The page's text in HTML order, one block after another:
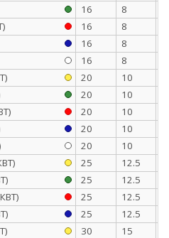
16 8
16 8
16 8
16 8
20 10
20 10
20 10
20 10
20 10
25 12.5
25 12.5
25 12.5
25 12.5
30 15